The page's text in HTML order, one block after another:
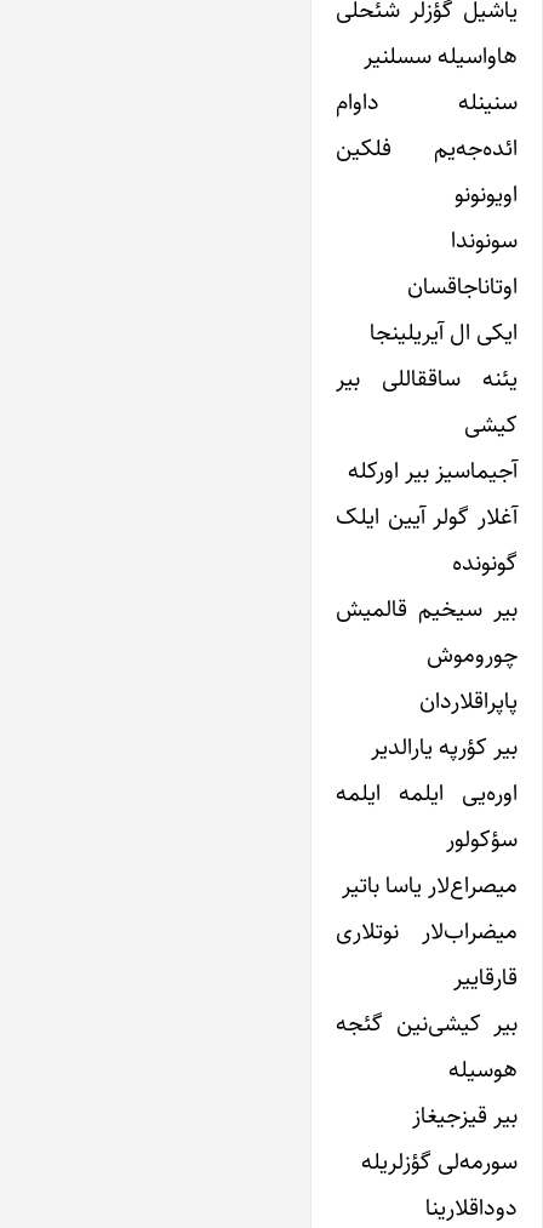
یاشیل گؤزلر شئحلی
هاواسیله سسلنیر
سنینله داوام
ائده‌جه‌یم فلکین
اویونونو
سونوندا
اوتاناجاقسان
ایکی ال آیریلینجا
یئنه ساققاللی بیر
کیشی
آجیماسیز بیر اورکله
آغلار گولر آیین ایلک
گونونده
بیر سیخیم قالمیش
چوروموش
پاپراقلاردان
بیر کؤرپه یارالدیر
اوره‌یی ایلمه ایلمه
سؤکولور
میصراع‌لار یاسا باتیر
میضراب‌لار نوتلاری
قارقاییر
بیر کیشی‌نین گئجه
هوسیله
بیر قیزجیغاز
سورمه‌لی گؤزلریله
دوداقلارینا